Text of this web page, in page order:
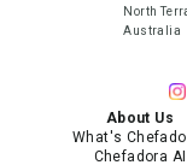
North
Australia
About Us
What's
Chefadora AI